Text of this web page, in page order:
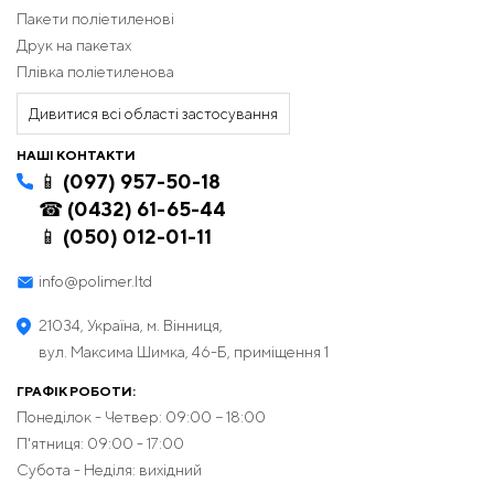
Пакети поліетиленові
Друк на пакетах
Плівка поліетиленова
Дивитися всі області застосування
НАШІ КОНТАКТИ
📱 (097) 957-50-18
☎ (0432) 61-65-44
📱 (050) 012-01-11
info@polimer.ltd
21034, Україна, м. Вінниця,
вул. Максима Шимка, 46-Б, приміщення 1
ГРАФІК РОБОТИ:
Понеділок - Четвер: 09:00 − 18:00
П'ятниця: 09:00 - 17:00
Субота - Неділя: вихідний